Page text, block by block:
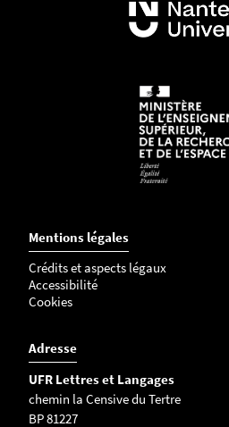
Mentions légales
Crédits et aspects légaux
Accessibilité
Cookies
Adresse
UFR Lettres et Langages
chemin la Censive du Tertre
BP 81227